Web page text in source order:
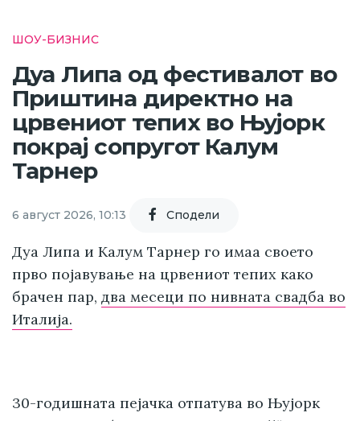
ШОУ-БИЗНИС
Дуа Липа од фестивалот во
Приштина директно на
црвениот тепих во Њујорк
покрај сопругот Калум
Тарнер
6 август 2026, 10:13 Cподели
Дуа Липа и Калум Тарнер го имаа своето
прво појавување на црвениот тепих како
брачен пар, два месеци по нивната свадба во
Италија.
30-годишната пејачка отпатува во Њујорк